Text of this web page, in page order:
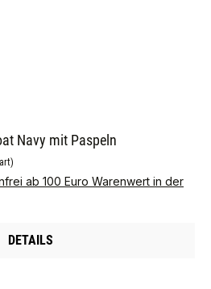
Navy mit Paspeln
ab 100 Euro Warenwert in der
DETAILS